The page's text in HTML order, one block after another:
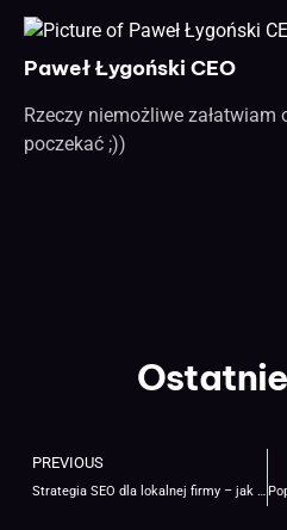
Paweł Łygoński CEO
Rzeczy niemożliwe załatwiam
poczekać ;))
PREVIOUS
Strategia SEO dla lokalnej firmy – jak ją skutecznie zaplanować ?